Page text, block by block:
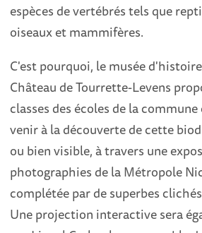
espèces de vertébrés tels que
oiseaux et mammifères.
C'est pourquoi, le musée
Château de Tourrette-Levens
classes des écoles de la
venir à la découverte de cette
ou bien visible, à travers une
photographies de la Métropole
complétée par de superbes
Une projection interactive sera